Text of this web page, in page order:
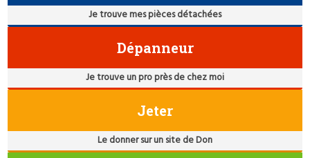
Je trouve mes pièces détachées
Dépanneur
Je trouve un pro près de chez moi
Jeter
Le donner sur un site de Don